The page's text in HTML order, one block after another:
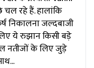
चल रहे हैं. हालांकि
निकालना जल्दबाजी
ये रुझान किसी बड़े
नतीजों के लिए जुड़े